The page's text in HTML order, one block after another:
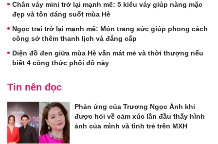
Chân váy mini trở lại mạnh mẽ: 5 kiểu váy giúp nàng mặc
đẹp và tôn dáng suốt mùa Hè
Ngọc trai trở lại mạnh mẽ: Món trang sức giúp phong cách
công sở thêm thanh lịch và đẳng cấp
Diện đồ đen giữa mùa Hè vẫn mát mẻ và thời thượng nếu
biết 4 công thức phối đồ này
Tin nên đọc
Phản ứng của Trương Ngọc Ánh khi
được hỏi về cảm xúc lần đầu thấy hình
ảnh của mình và tình trẻ trên MXH